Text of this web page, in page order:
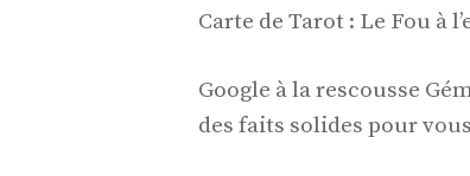
Carte de Tarot : Le Fou à
Google à la rescousse
des faits solides pour